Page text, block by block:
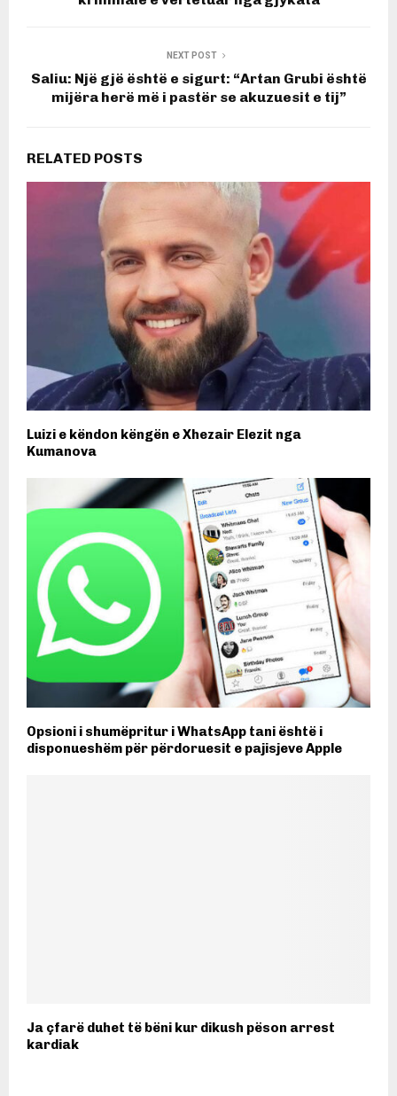
NEXT POST
Saliu: Një gjë është e sigurt: “Artan Grubi është
mijëra herë më i pastër se akuzuesit e tij”
RELATED POSTS
Luizi e këndon këngën e Xhezair Elezit nga
Kumanova
Opsioni i shumëpritur i WhatsApp tani është i
disponueshëm për përdoruesit e pajisjeve Apple
Ja çfarë duhet të bëni kur dikush pëson arrest
kardiak